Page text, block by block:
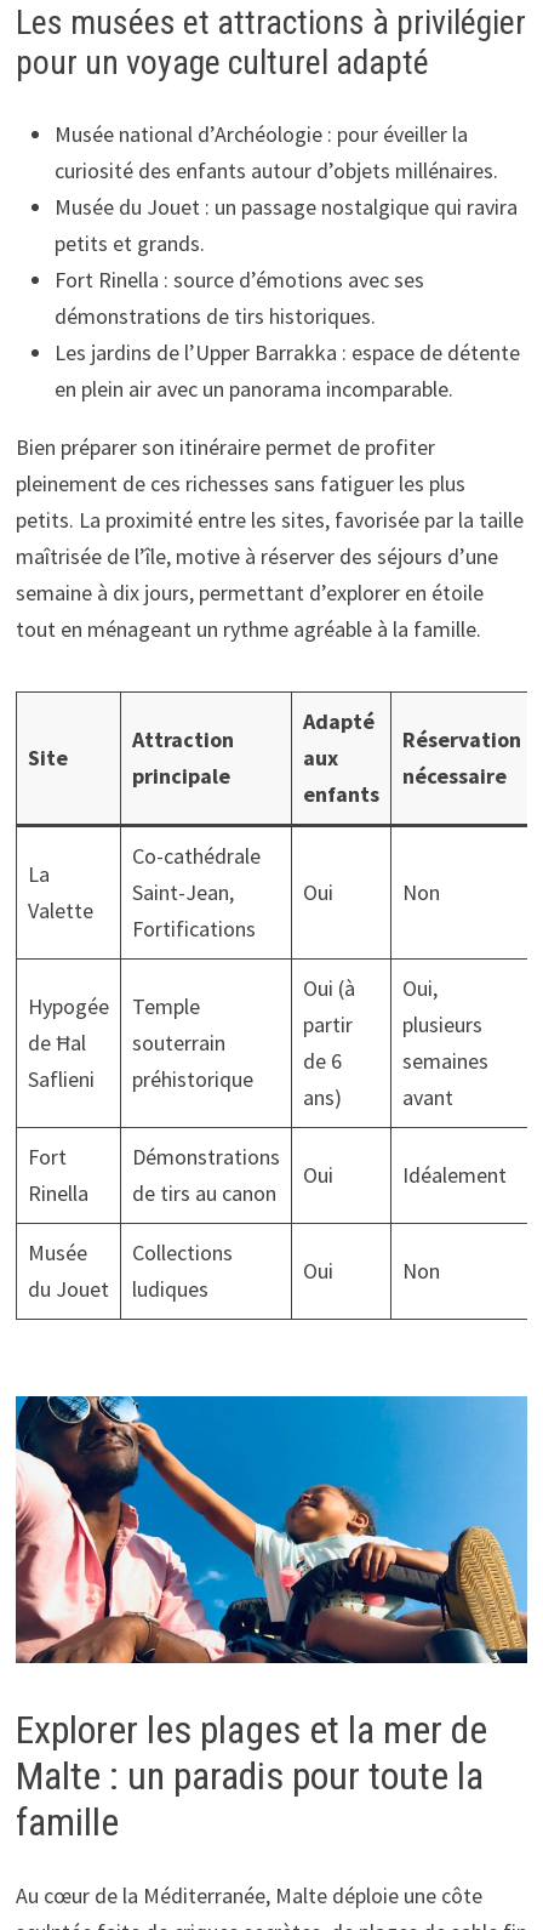
Les musées et attractions à privilégier
pour un voyage culturel adapté
Musée national d’Archéologie : pour éveiller la
curiosité des enfants autour d’objets millénaires.
Musée du Jouet : un passage nostalgique qui ravira
petits et grands.
Fort Rinella : source d’émotions avec ses
démonstrations de tirs historiques.
Les jardins de l’Upper Barrakka : espace de détente
en plein air avec un panorama incomparable.
Bien préparer son itinéraire permet de profiter
pleinement de ces richesses sans fatiguer les plus
petits. La proximité entre les sites, favorisée par la taille
maîtrisée de l’île, motive à réserver des séjours d’une
semaine à dix jours, permettant d’explorer en étoile
tout en ménageant un rythme agréable à la famille.
Site
Attraction
principale
Adapté
aux
enfants
Réservation
nécessaire
La
Valette
Co-cathédrale
Saint-Jean,
Fortifications
Oui Non
Hypogée
de Ħal
Saflieni
Temple
souterrain
préhistorique
Oui (à
partir
de 6
ans)
Oui,
plusieurs
semaines
avant
Fort
Rinella
Démonstrations
de tirs au canon
Oui Idéalement
Musée
du Jouet
Collections
ludiques
Oui Non
Explorer les plages et la mer de
Malte : un paradis pour toute la
famille
Au cœur de la Méditerranée, Malte déploie une côte